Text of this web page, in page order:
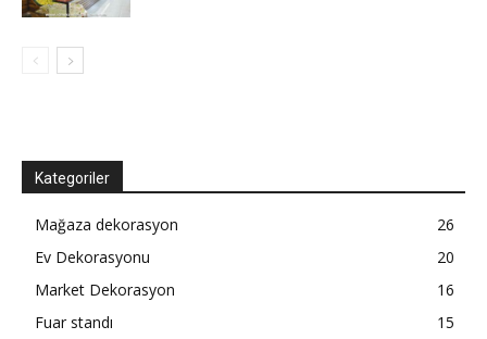
Kategoriler
Mağaza dekorasyon
26
Ev Dekorasyonu
20
Market Dekorasyon
16
Fuar standı
15